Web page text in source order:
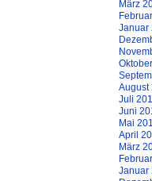
März
Januar
August
Juli
Juni
Mai
April
März
Januar